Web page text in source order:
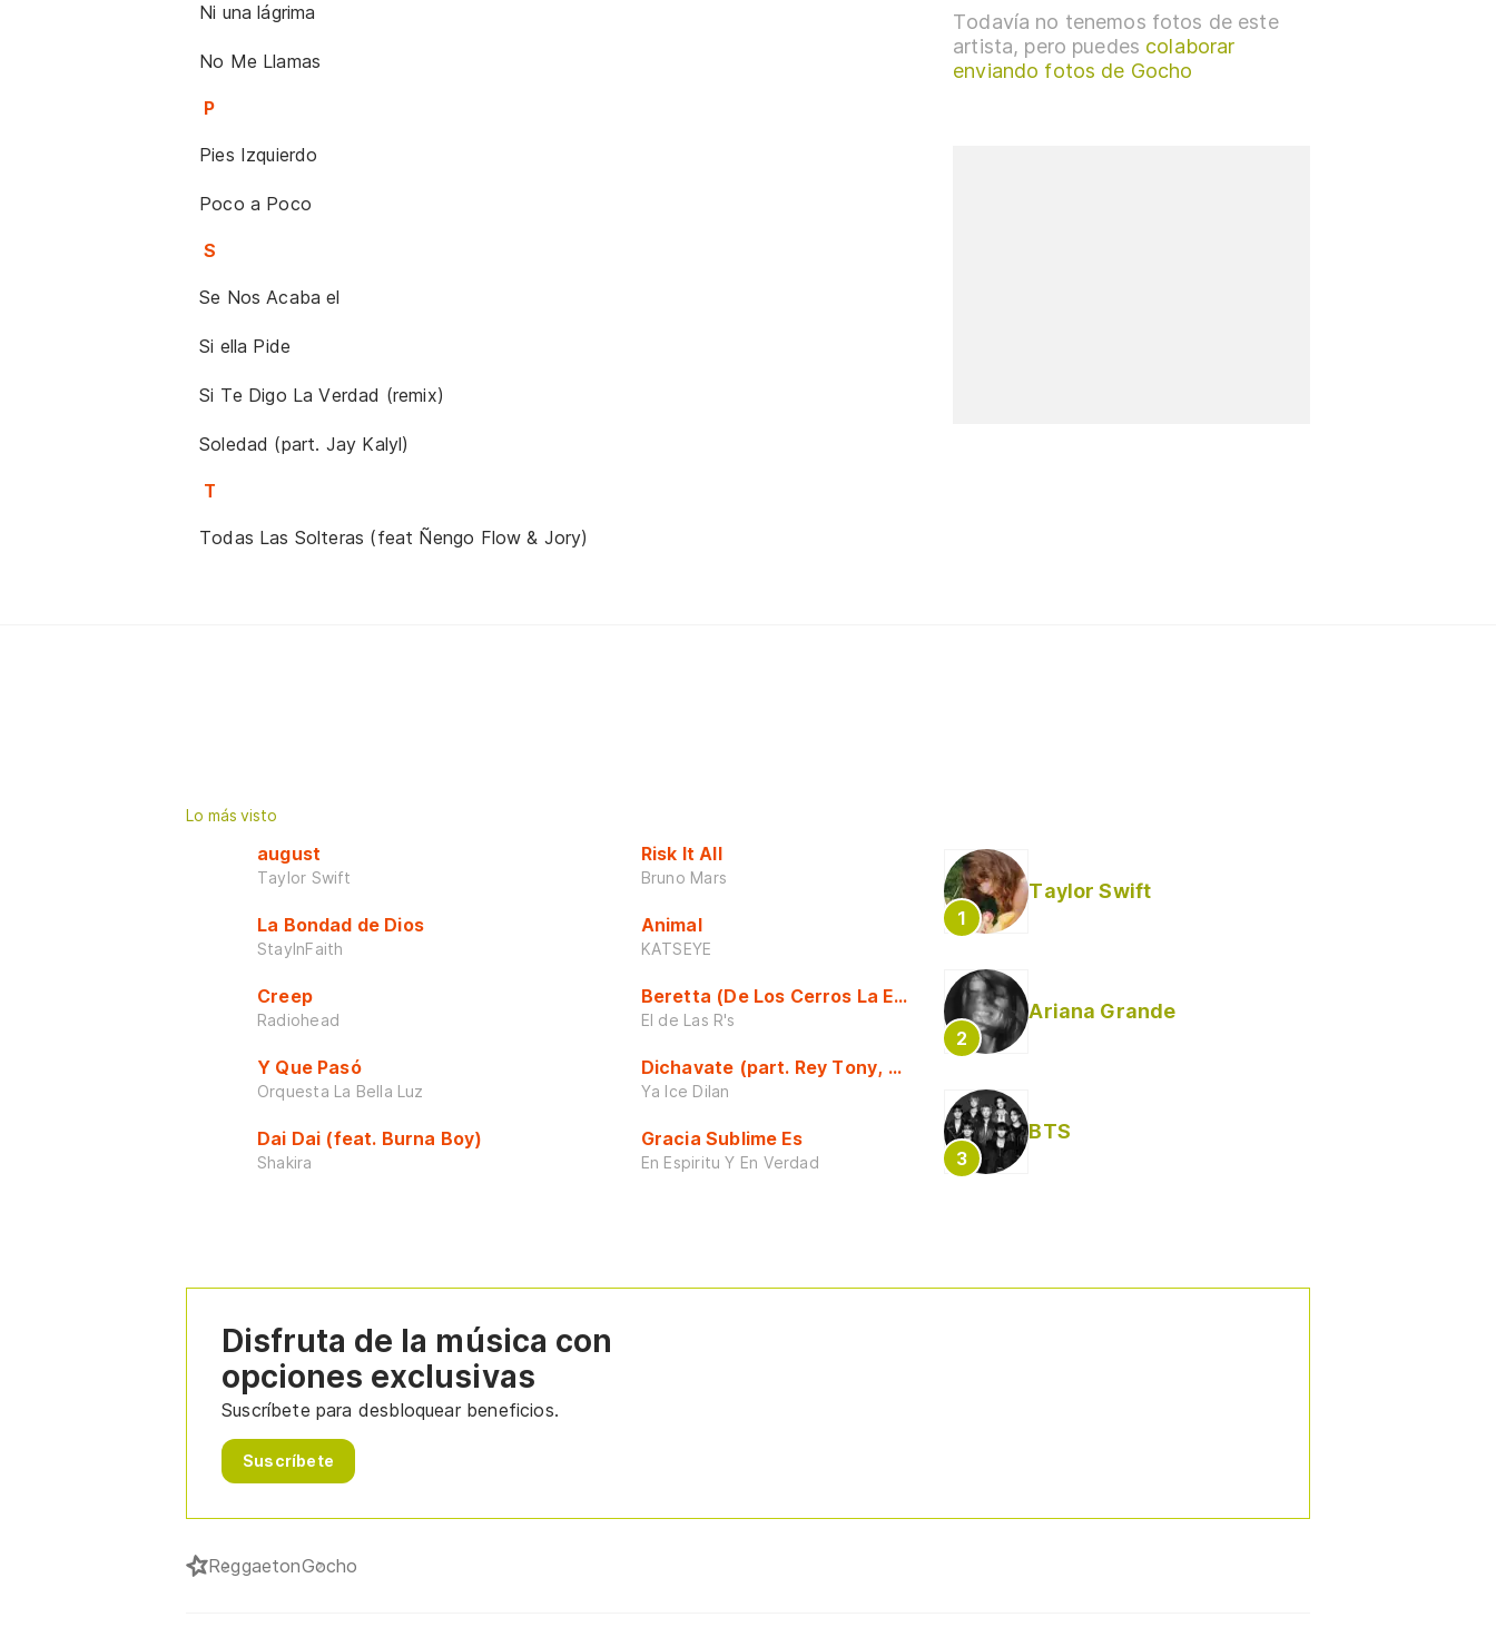
Ni una lágrima
No Me Llamas
P
Pies Izquierdo
Poco a Poco
S
Se Nos Acaba el
Si ella Pide
Si Te Digo La Verdad (remix)
Soledad (part. Jay Kalyl)
T
Todas Las Solteras (feat Ñengo Flow & Jory)
Todavía no tenemos fotos de este
artista, pero puedes colaborar
enviando fotos de Gocho
Lo más visto
august
Taylor Swift
La Bondad de Dios
StayInFaith
Creep
Radiohead
Y Que Pasó
Orquesta La Bella Luz
Dai Dai (feat. Burna Boy)
Shakira
Risk It All
Bruno Mars
Animal
KATSEYE
Beretta (De Los Cerros La Escuela)
El de Las R's
Dichavate (part. Rey Tony, Dj Honda y Helabusador) [explícita]
Ya Ice Dilan
Gracia Sublime Es
En Espiritu Y En Verdad
Taylor Swift
Ariana Grande
BTS
Disfruta de la música con
opciones exclusivas
Suscríbete para desbloquear beneficios.
Suscríbete
ReggaetonGocho